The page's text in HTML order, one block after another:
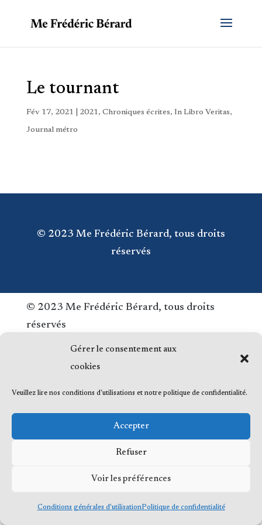
Gérer le consentement aux
cookies
Veuillez lire nos conditions d'utilisations et notre politique de confidentialité.
Accepter
Refuser
Voir les préférences
Conditions générales d’utilisationPolitique de confidentialité
Le tournant
Fév 17, 2021 2021, Chroniques écrites, In Libro Veritas,
Journal métro
© 2023 Me Frédéric Bérard, tous droits
réservés
© 2023 Me Frédéric Bérard, tous droits
réservés